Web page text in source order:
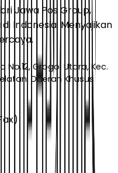
Jawa Pos Group,
Indonesia. Menyajikan
No.12, Grogol Utara, Kec.
Daerah Khusus